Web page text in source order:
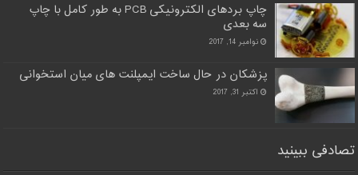
چاپ بردهای الکترونیکی PCB به طور کامل با چاپ
سه بعدی
نوامبر 14, 2017
پزشکان در حال ساخت ایمپلنت های میان استخوانی
اکتبر 31, 2017
تصادفی ببینید